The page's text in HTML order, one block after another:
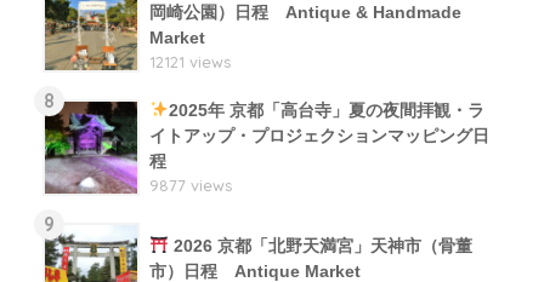
岡崎公園）日程 Antique & Handmade
Market
12121 views
8
2025年 京都「高台寺」夏の夜間拝観・ラ
イトアップ・プロジェクションマッピング日
程
9877 views
9
2026 京都「北野天満宮」天神市（骨董
市）日程 Antique Market